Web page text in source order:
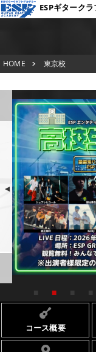
ESPギターク
新着情報
ESPオープンキャ
アクセスマップ
在校生の声
スタッフ紹介
生徒作品紹介
学校概要
メッセージ
学科コース
学科・コース紹
入学案内
HOME 東京校
▲
コース概要
東京校TOP
新着情報
ESPオープンキ
アクセスマップ
在校生の声
スタッフ紹介
生徒作品紹介